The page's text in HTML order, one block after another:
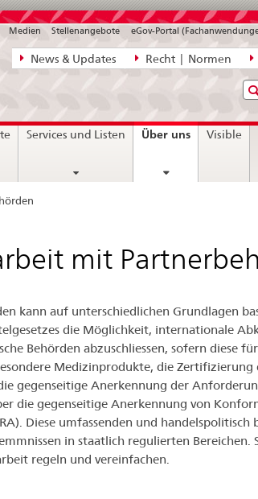
Direktnavigation
News,
Kontakt
News & Updates Recht | Normen
Medien Stellenangebote eGov-Portal
die
Services und Listen Über unscurrent
Visible
mit
kann auf unterschiedlichen Grundlagen
die Möglichkeit, internationale
Behörden abzuschliessen, sofern diese
Medizinprodukte, die
gegenseitige Anerkennung der
die gegenseitige Anerkennung von
Diese umfassenden und handelspolitisch
in staatlich regulierten Bereichen.
regeln und vereinfachen.